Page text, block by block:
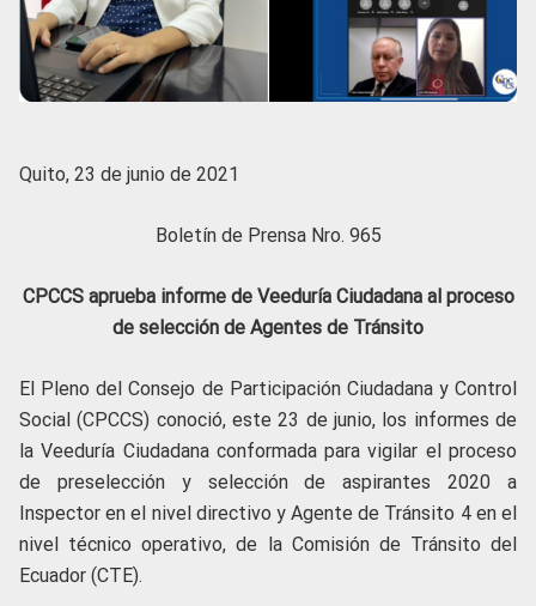
Quito, 23 de junio de 2021
Boletín de Prensa Nro. 965
CPCCS aprueba informe de Veeduría Ciudadana al proceso
de selección de Agentes de Tránsito
El Pleno del Consejo de Participación Ciudadana y Control
Social (CPCCS) conoció, este 23 de junio, los informes de
la Veeduría Ciudadana conformada para vigilar el proceso
de preselección y selección de aspirantes 2020 a
Inspector en el nivel directivo y Agente de Tránsito 4 en el
nivel técnico operativo, de la Comisión de Tránsito del
Ecuador (CTE).